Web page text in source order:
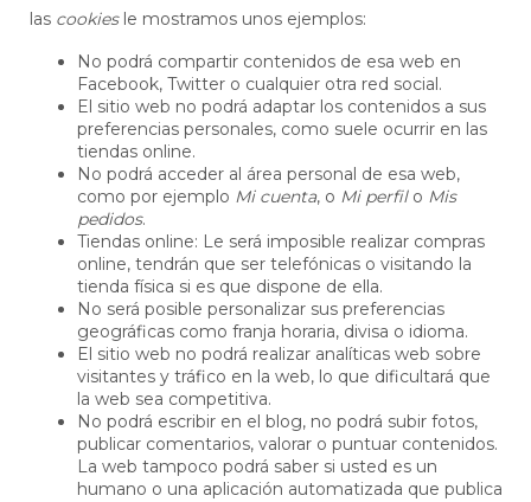
las cookiesle mostramos unos ejemplos:
No podrá compartir contenidos de esa web en
Facebook, Twitter o cualquier otra red social.
El sitio web no podrá adaptar los contenidos a sus
preferencias personales, como suele ocurrir en las
tiendas online.
No podrá acceder al área personal de esa web,
como por ejemplo Mi cuenta, o Mi perfilo Mis
pedidos.
Tiendas online: Le será imposible realizar compras
online, tendrán que ser telefónicas o visitando la
tienda física si es que dispone de ella.
No será posible personalizar sus preferencias
geográficas como franja horaria, divisa o idioma.
El sitio web no podrá realizar analíticas web sobre
visitantes y tráfico en la web, lo que dificultará que
la web sea competitiva.
No podrá escribir en el blog, no podrá subir fotos,
publicar comentarios, valorar o puntuar contenidos.
La web tampoco podrá saber si usted es un
humano o una aplicación automatizada que publica